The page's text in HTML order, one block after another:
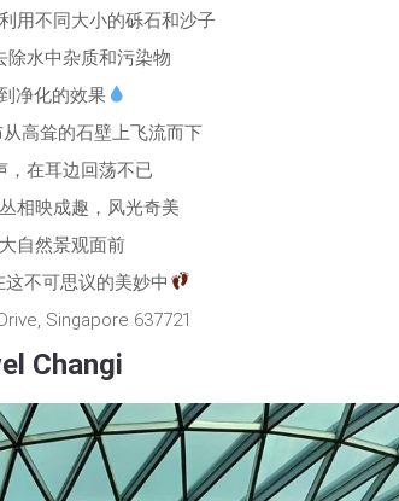
用不同大小的砾石和沙子
除水中杂质和污染物
净化的效果
高耸的石壁上飞流而下
，在耳边回荡不已
相映成趣，风光奇美
自然景观面前
不可思议的美妙中
Singapore 637721
Changi